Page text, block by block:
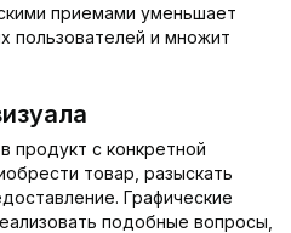
приемами уменьшает
пользователей и множит
продукт с конкретной
товар, разыскать
Графические
подобные вопросы,